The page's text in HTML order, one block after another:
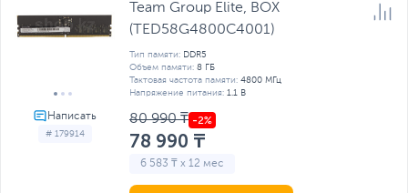
# 179914
Team Group Elite, BOX
(TED58G4800C4001)
Тип памяти: DDR5
Объем памяти: 8 ГБ
Тактовая частота памяти: 4800 МГц
Напряжение питания: 1.1 В
80 990 ₸
78 990 ₸
6 583 ₸ x 12 мес